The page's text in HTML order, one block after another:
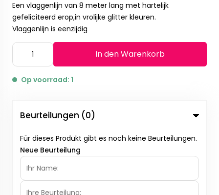
Een vlaggenlijn van 8 meter lang met hartelijk
gefeliciteerd erop,in vrolijke glitter kleuren.
Vlaggenlijn is eenzijdig
In den Warenkorb
Op voorraad: 1
Beurteilungen (0)
Für dieses Produkt gibt es noch keine Beurteilungen.
Neue Beurteilung